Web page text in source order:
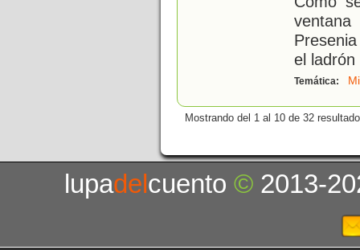
el ladrón
Temática:
Mostrando del 1 al 10 de 32
lupadelcuento© 2013-